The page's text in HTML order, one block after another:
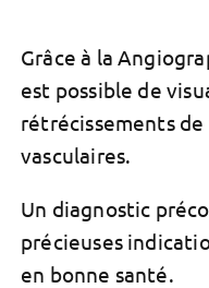
Grâce à la
est possible de
rétrécissements de
vasculaires.
Un diagnostic
précieuses
en bonne santé.